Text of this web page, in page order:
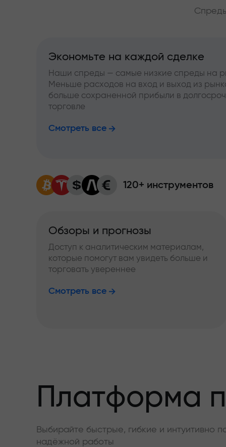
Экономьте на каждой сделке
Наши спреды — самые низкие спреды на
Меньше расходов на вход и выход из
больше сохраненной прибыли в
торговле
Смотреть все
120+ инструментов
Обзоры и прогнозы
Доступ к аналитическим материалам,
которые помогут вам увидеть больше и
торговать увереннее
Смотреть все
Платформа
Выбирайте быстрые, гибкие и интуитивно
надёжной работы